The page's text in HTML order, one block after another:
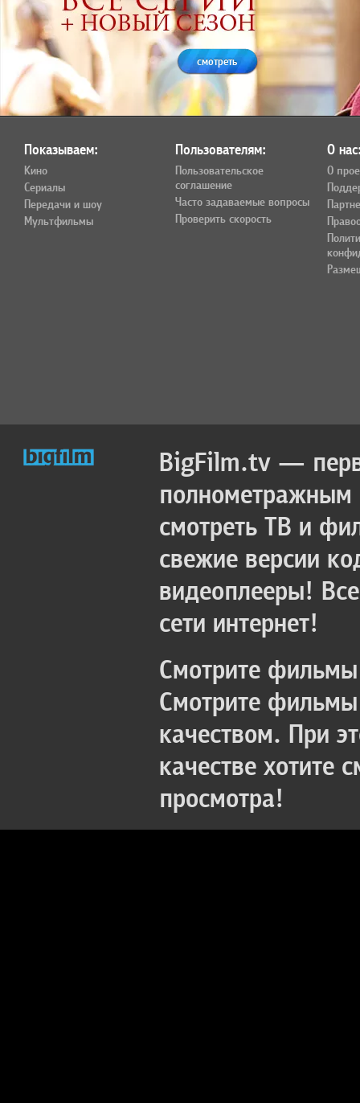
смотреть
Показываем:
Кино
Сериалы
Передачи и шоу
Мультфильмы
Пользователям:
Пользовательское
соглашение
Часто задаваемые вопросы
Проверить скорость
О
О
BigFilm.tv —
полнометражным
смотреть ТВ и
свежие версии
видеоплееры!
сети интернет!
Смотрите
Смотрите
качеством. При
качестве хотите
просмотра!